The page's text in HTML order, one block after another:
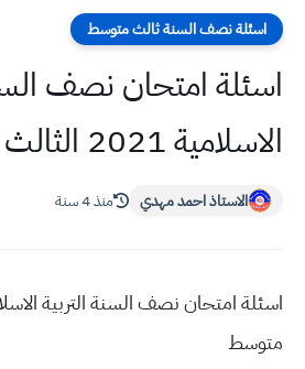
اسئلة نصف السنة ثالث متوسط
اسئلة امتحان نصف
الاسلامية 2021 الثالث متوسط
الاستاذ احمد مهدي منذ 4 سنة
متوسط